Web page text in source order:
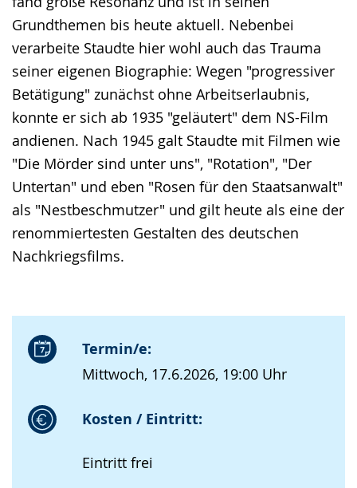
Grundthemen bis heute aktuell. Nebenbei
verarbeite Staudte hier wohl auch das Trauma
seiner eigenen Biographie: Wegen "progressiver
Betätigung" zunächst ohne Arbeitserlaubnis,
konnte er sich ab 1935 "geläutert" dem NS-Film
andienen. Nach 1945 galt Staudte mit Filmen wie
"Die Mörder sind unter uns", "Rotation", "Der
Untertan" und eben "Rosen für den Staatsanwalt"
als "Nestbeschmutzer" und gilt heute als eine der
renommiertesten Gestalten des deutschen
Nachkriegsfilms.
Termin/e:
Mittwoch, 17.6.2026, 19:00 Uhr
Kosten / Eintritt:
Eintritt frei